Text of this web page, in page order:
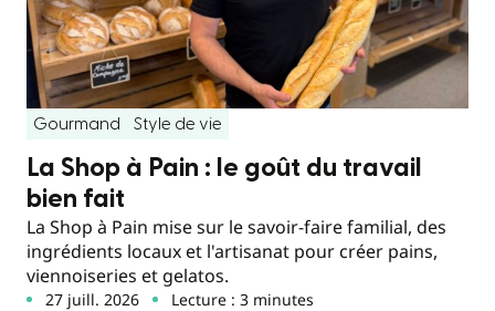
Gourmand Style de vie
La Shop à Pain : le goût du travail
bien fait
La Shop à Pain mise sur le savoir-faire familial, des
ingrédients locaux et l'artisanat pour créer pains,
viennoiseries et gelatos.
27 juill. 2026 Lecture : 3 minutes